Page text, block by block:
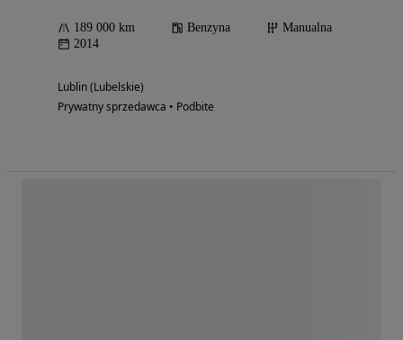
189 000 km Benzyna
Manualna
2014
Lublin (Lubelskie)
Prywatny sprzedawca • Podbite